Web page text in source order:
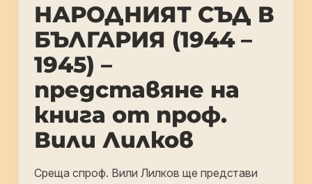
НАРОДНИЯТ СЪД В
БЪЛГАРИЯ (1944 –
1945) –
представяне на
книга от проф.
Вили Лилков
Среща спроф. Вили Лилков ще представи